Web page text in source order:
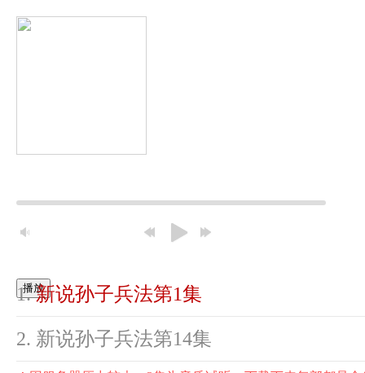
播放新说孙子兵法第1集
新说孙子兵法第14集